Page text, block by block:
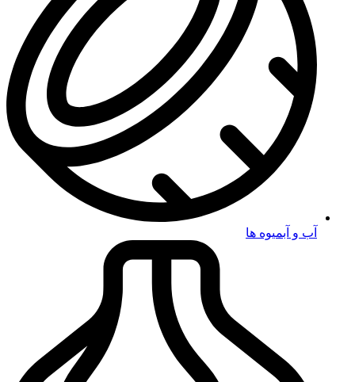
آب و آبمیوه ها